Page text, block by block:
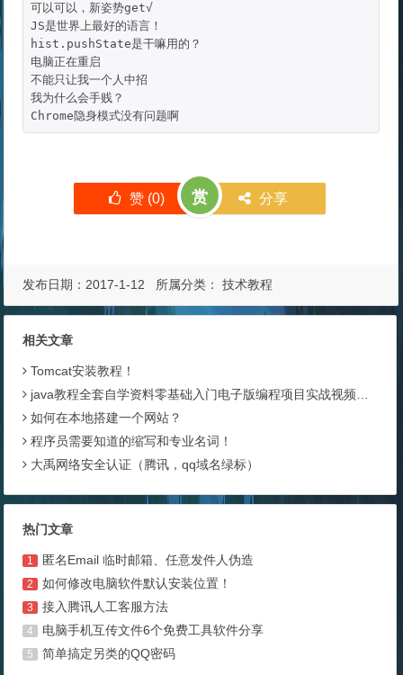
可以可以，新姿势get√
JS是世界上最好的语言！
hist.pushState是干嘛用的？
电脑正在重启
不能只让我一个人中招
我为什么会手贱？
Chrome隐身模式没有问题啊
赞 (0) 赏 分享
发布日期：2017-1-12 所属分类：技术教程
相关文章
Tomcat安装教程！
java教程全套自学资料零基础入门电子版编程项目实战视频教程
如何在本地搭建一个网站？
程序员需要知道的缩写和专业名词！
大禹网络安全认证（腾讯，qq域名绿标）
热门文章
1 匿名Email 临时邮箱、任意发件人伪造
2 如何修改电脑软件默认安装位置！
3 接入腾讯人工客服方法
4 电脑手机互传文件6个免费工具软件分享
5 简单搞定另类的QQ密码